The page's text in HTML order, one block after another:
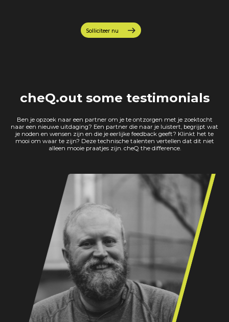
Solliciteer nu
cheQ.out some testimonials
Ben je opzoek naar een partner om je te ontzorgen met je zoektocht
naar een nieuwe uitdaging? Een partner die naar je luistert, begrijpt wat
je noden en wensen zijn en die je eerlijke feedback geeft? Klinkt het te
mooi om waar te zijn? Deze technische talenten vertellen dat dit niet
alleen mooie praatjes zijn. cheQ the difference.